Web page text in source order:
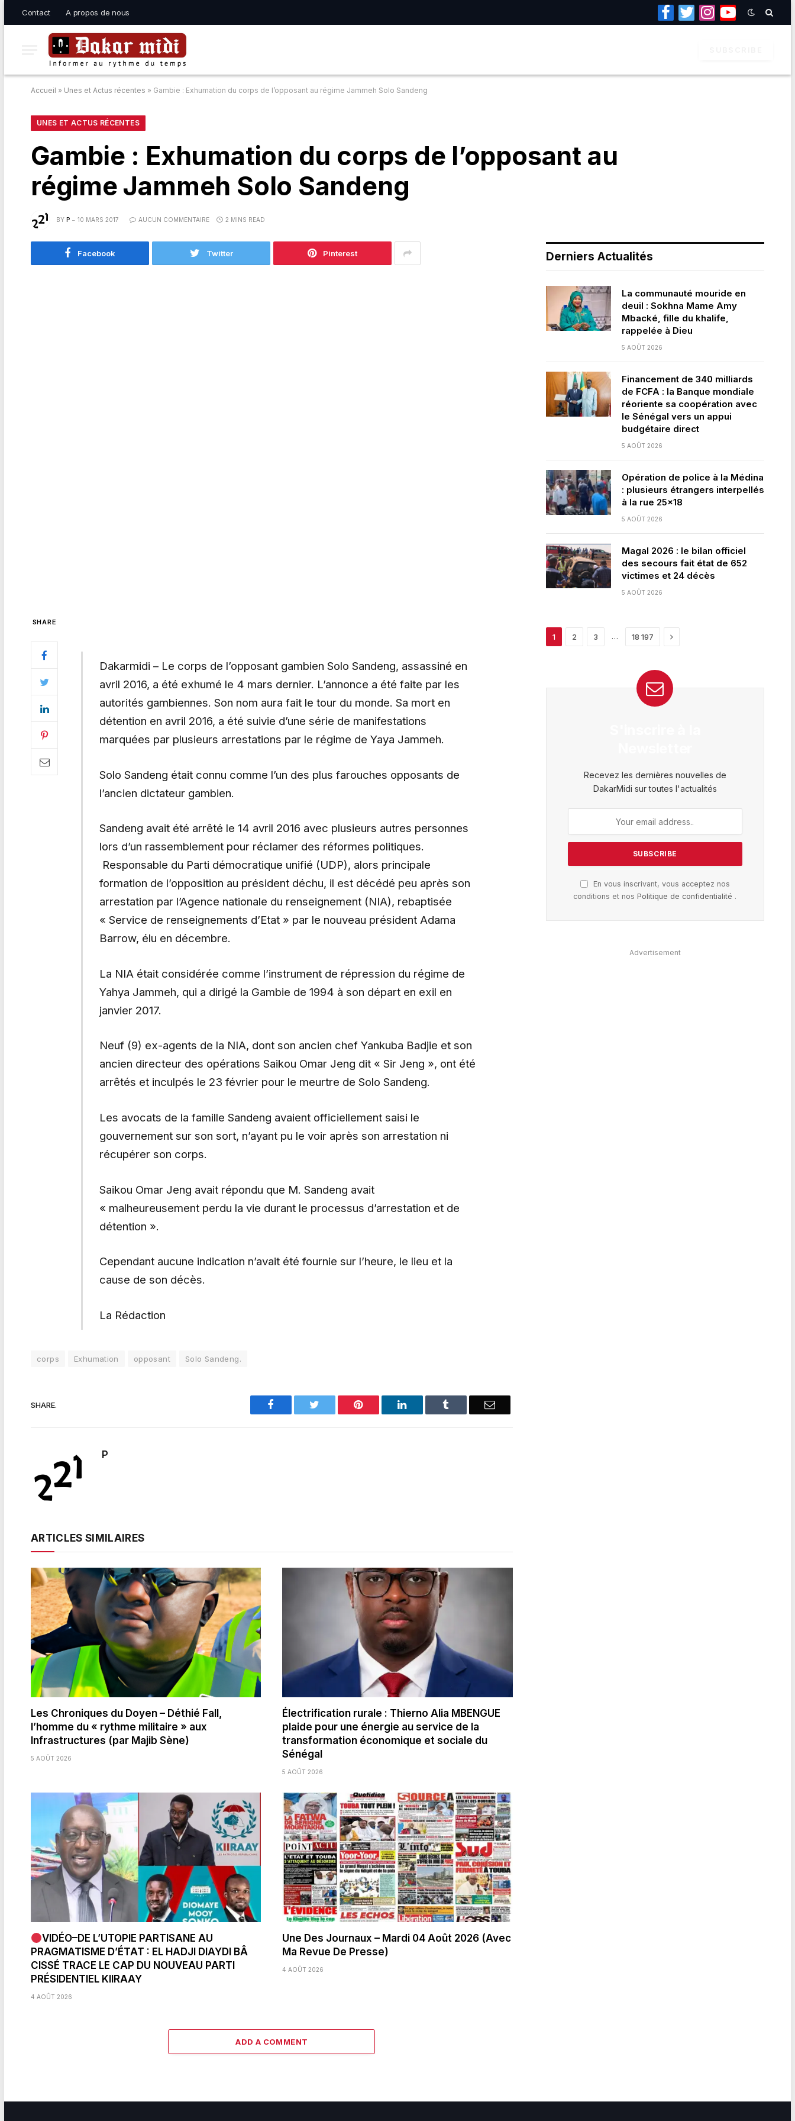
Contact A propos de nous
Facebook
TwitterInstagramYouTube
Accueil » Unes et Actus récentes » Gambie : Exhumation du corps de l’opposant au régime Jammeh Solo Sandeng
UNES ET ACTUS RÉCENTES
Gambie : Exhumation du corps de l’opposant au
régime Jammeh Solo Sandeng
BY P 10 MARS 2017 AUCUN COMMENTAIRE 2 MINS READ
Facebook Twitter Pinterest
SHARE
Dakarmidi – Le corps de l’opposant gambien Solo Sandeng, assassiné en
avril 2016, a été exhumé le 4 mars dernier. L’annonce a été faite par les
autorités gambiennes. Son nom aura fait le tour du monde. Sa mort en
détention en avril 2016, a été suivie d’une série de manifestations
marquées par plusieurs arrestations par le régime de Yaya Jammeh.
Solo Sandeng était connu comme l’un des plus farouches opposants de
l’ancien dictateur gambien.
Sandeng avait été arrêté le 14 avril 2016 avec plusieurs autres personnes
lors d’un rassemblement pour réclamer des réformes politiques.
Responsable du Parti démocratique unifié (UDP), alors principale
formation de l’opposition au président déchu, il est décédé peu après son
arrestation par l’Agence nationale du renseignement (NIA), rebaptisée
« Service de renseignements d’Etat » par le nouveau président Adama
Barrow, élu en décembre.
La NIA était considérée comme l’instrument de répression du régime de
Yahya Jammeh, qui a dirigé la Gambie de 1994 à son départ en exil en
janvier 2017.
Neuf (9) ex-agents de la NIA, dont son ancien chef Yankuba Badjie et son
ancien directeur des opérations Saikou Omar Jeng dit « Sir Jeng », ont été
arrêtés et inculpés le 23 février pour le meurtre de Solo Sandeng.
Les avocats de la famille Sandeng avaient officiellement saisi le
gouvernement sur son sort, n’ayant pu le voir après son arrestation ni
récupérer son corps.
Saikou Omar Jeng avait répondu que M. Sandeng avait
« malheureusement perdu la vie durant le processus d’arrestation et de
détention ».
Cependant aucune indication n’avait été fournie sur l’heure, le lieu et la
cause de son décès.
La Rédaction
corps Exhumation opposant Solo Sandeng.
SHARE. Facebook Pinterest LinkedIn Email
P
ARTICLES SIMILAIRES
Les Chroniques du Doyen – Déthié Fall,
l’homme du « rythme militaire » aux
Infrastructures (par Majib Sène)
5 AOÛT 2026
Électrification rurale : Thierno Alia MBENGUE
plaide pour une énergie au service de la
transformation économique et sociale du
Sénégal
5 AOÛT 2026
VIDÉO–DE L’UTOPIE PARTISANE AU
PRAGMATISME D’ÉTAT : EL HADJI DIAYDI BÂ
CISSÉ TRACE LE CAP DU NOUVEAU PARTI
PRÉSIDENTIEL KIIRAAY
4 AOÛT 2026
Une Des Journaux – Mardi 04 Août 2026 (Avec
Ma Revue De Presse)
4 AOÛT 2026
ADD A COMMENT
Derniers Actualités
La communauté mouride en
deuil : Sokhna Mame Amy
Mbacké, fille du khalife,
rappelée à Dieu
5 AOÛT 2026
Financement de 340 milliards
de FCFA : la Banque mondiale
réoriente sa coopération avec
le Sénégal vers un appui
budgétaire direct
5 AOÛT 2026
Opération de police à la Médina
: plusieurs étrangers interpellés
à la rue 25×18
5 AOÛT 2026
Magal 2026 : le bilan officiel
des secours fait état de 652
victimes et 24 décès
5 AOÛT 2026
1 2 3 … 18 197 Next
Recevez les dernières nouvelles de
DakarMidi sur toutes l'actualités
En vous inscrivant, vous acceptez nos
conditions et nosPolitique de confidentialité .
Advertisement